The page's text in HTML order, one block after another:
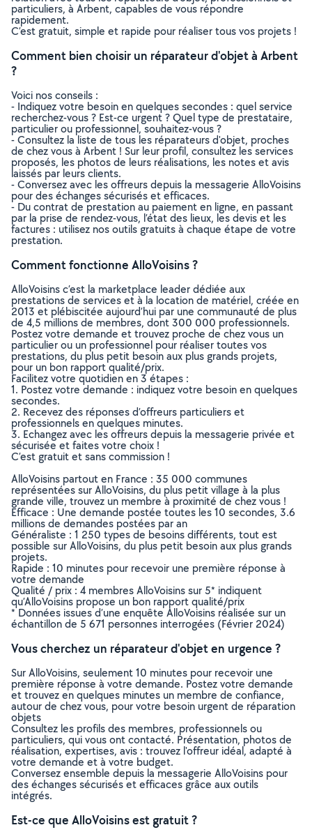
particuliers, à Arbent, capables de vous répondre
rapidement.
C’est gratuit, simple et rapide pour réaliser tous vos projets !
Comment bien choisir un réparateur d'objet à Arbent
?
Voici nos conseils :
- Indiquez votre besoin en quelques secondes : quel service
recherchez-vous ? Est-ce urgent ? Quel type de prestataire,
particulier ou professionnel, souhaitez-vous ?
- Consultez la liste de tous les réparateurs d'objet, proches
de chez vous à Arbent ! Sur leur profil, consultez les services
proposés, les photos de leurs réalisations, les notes et avis
laissés par leurs clients.
- Conversez avec les offreurs depuis la messagerie AlloVoisins
pour des échanges sécurisés et efficaces.
- Du contrat de prestation au paiement en ligne, en passant
par la prise de rendez-vous, l’état des lieux, les devis et les
factures : utilisez nos outils gratuits à chaque étape de votre
prestation.
Comment fonctionne AlloVoisins ?
AlloVoisins c’est la marketplace leader dédiée aux
prestations de services et à la location de matériel, créée en
2013 et plébiscitée aujourd’hui par une communauté de plus
de 4,5 millions de membres, dont 300 000 professionnels.
Postez votre demande et trouvez proche de chez vous un
particulier ou un professionnel pour réaliser toutes vos
prestations, du plus petit besoin aux plus grands projets,
pour un bon rapport qualité/prix.
Facilitez votre quotidien en 3 étapes :
1. Postez votre demande : indiquez votre besoin en quelques
secondes.
2. Recevez des réponses d’offreurs particuliers et
professionnels en quelques minutes.
3. Echangez avec les offreurs depuis la messagerie privée et
sécurisée et faites votre choix !
C’est gratuit et sans commission !
AlloVoisins partout en France : 35 000 communes
représentées sur AlloVoisins, du plus petit village à la plus
grande ville, trouvez un membre à proximité de chez vous !
Efficace : Une demande postée toutes les 10 secondes, 3.6
millions de demandes postées par an
Généraliste : 1 250 types de besoins différents, tout est
possible sur AlloVoisins, du plus petit besoin aux plus grands
projets.
Rapide : 10 minutes pour recevoir une première réponse à
votre demande
Qualité / prix : 4 membres AlloVoisins sur 5* indiquent
qu’AlloVoisins propose un bon rapport qualité/prix
* Données issues d’une enquête AlloVoisins réalisée sur un
échantillon de 5 671 personnes interrogées (Février 2024)
Vous cherchez un réparateur d'objet en urgence ?
Sur AlloVoisins, seulement 10 minutes pour recevoir une
première réponse à votre demande. Postez votre demande
et trouvez en quelques minutes un membre de confiance,
autour de chez vous, pour votre besoin urgent de réparation
objets
Consultez les profils des membres, professionnels ou
particuliers, qui vous ont contacté. Présentation, photos de
réalisation, expertises, avis : trouvez l'offreur idéal, adapté à
votre demande et à votre budget.
Conversez ensemble depuis la messagerie AlloVoisins pour
des échanges sécurisés et efficaces grâce aux outils
intégrés.
Est-ce que AlloVoisins est gratuit ?